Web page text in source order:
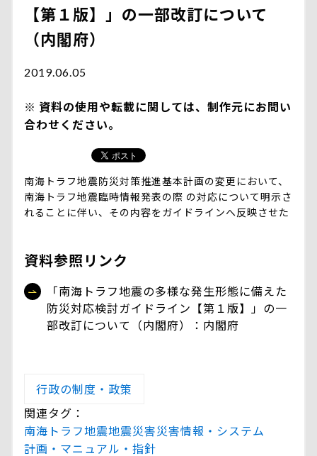
【第１版】」の一部改訂について
（内閣府）
2019.06.05
資料の使用や転載に関しては、制作元にお問い
合わせください。
南海トラフ地震防災対策推進基本計画の変更において、
南海トラフ地震臨時情報発表の際 の対応について明示さ
れることに伴い、その内容をガイドラインへ反映させた
資料参照リンク
「南海トラフ地震の多様な発生形態に備えた
防災対応検討ガイドライン【第１版】」の一
部改訂について（内閣府）：内閣府
行政の制度・政策
関連タグ：
南海トラフ地震地震災害災害情報・システム
計画・マニュアル・指針